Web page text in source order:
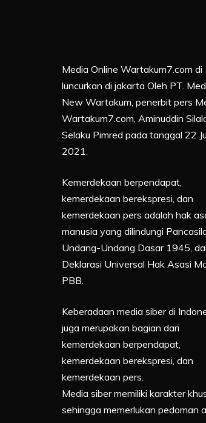
Media Online Wartakum7.com di
luncurkan di jakarta Oleh PT.
New Wartakum, penerbit pers
Wartakum7.com, Aminuddin
Selaku Pimred pada tanggal 22
2021.
Kemerdekaan berpendapat,
kemerdekaan berekspresi, dan
kemerdekaan pers adalah hak
manusia yang dilindungi
Undang-Undang Dasar 1945,
Deklarasi Universal Hak Asasi
PBB.
Keberadaan media siber di
juga merupakan bagian dari
kemerdekaan berpendapat,
kemerdekaan berekspresi, dan
kemerdekaan pers.
Media siber memiliki karakter
sehingga memerlukan pedoman